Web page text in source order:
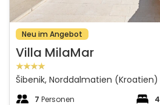
Neu im Angebot
Villa MilaMar
Šibenik, Norddalmatien (Kroatien)
7 Personen 4